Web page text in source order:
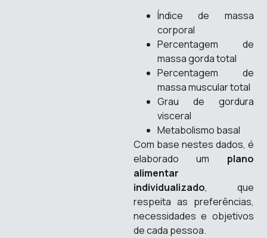
Índice de massa
corporal
Percentagem de
massa gorda total
Percentagem de
massa muscular total
Grau de gordura
visceral
Metabolismo basal
Com base nestes dados, é
elaborado um plano
alimentar
individualizado, que
respeita as preferências,
necessidades e objetivos
de cada pessoa.